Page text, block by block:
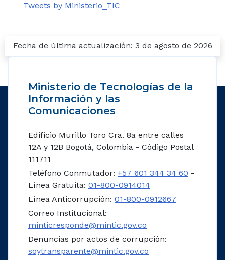
Tweets by Ministerio_TIC
Fecha de última actualización: 3 de agosto de 2026
Ministerio de Tecnologías de la
Información y las
Comunicaciones
Edificio Murillo Toro Cra. 8a entre calles
12A y 12B Bogotá, Colombia - Código Postal
111711
Teléfono Conmutador: +57 601 344 34 60 -
Línea Gratuita: 01-800-0914014
Línea Anticorrupción: 01-800-0912667
Correo Institucional:
minticresponde@mintic.gov.co
Denuncias por actos de corrupción:
soytransparente@mintic.gov.co